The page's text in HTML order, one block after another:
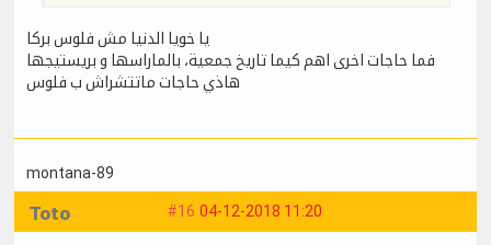
يا خويا الدنيا مش فلوس بركا
فما حاجات اخرى اهم كيما تاريخ جمعية، بالماراسها و بريستيجها
هاذي حاجات ماتتشراش ب فلوس
montana-89
#16 04-12-2018 11:20
Toto